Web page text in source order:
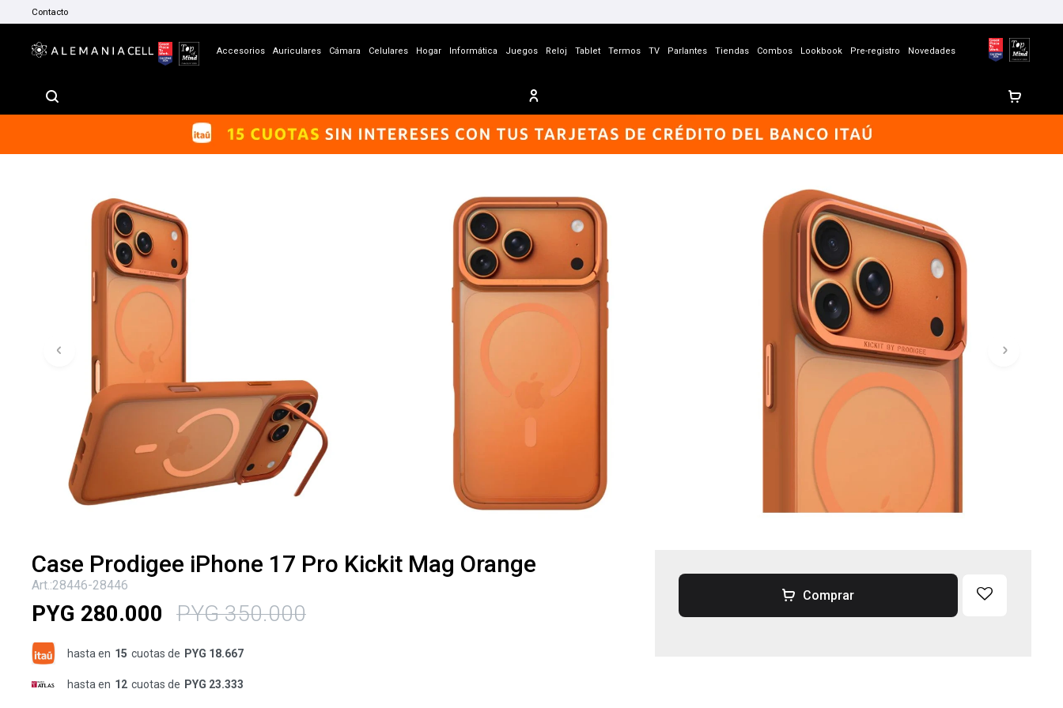
Accesorios Auriculares Cámara Celulares Hogar Informática Juegos Reloj Tablet Termos TV Parlantes Tiendas Combos Lookbook Pre-registro Novedades
Contacto
Case Prodigee iPhone 17 Pro Kickit Mag Orange
28446-28446
PYG 280.000 PYG 350.000
hasta en 15 cuotas de PYG 18.667
hasta en 12 cuotas de PYG 23.333
Comprar